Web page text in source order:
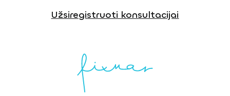
Užsiregistruoti konsultacijai